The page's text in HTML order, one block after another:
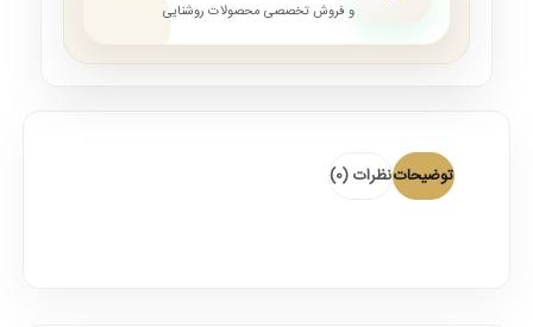
و فروش تخصصی محصولات روشنایی
توضیحاتنظرات (0)